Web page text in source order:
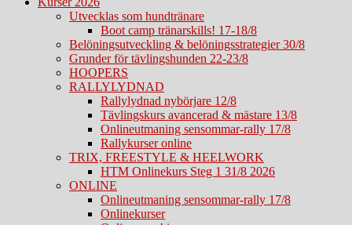
Utvecklas som hundtränare
Boot camp tränarskills! 17-18/8
Belöningsutveckling & belöningsstrategier 30/8
Grunder för tävlingshunden 22-23/8
HOOPERS
RALLYLYDNAD
Rallylydnad nybörjare 12/8
Tävlingskurs avancerad & mästare 13/8
Onlineutmaning sensommar-rally 17/8
Rallykurser online
TRIX, FREESTYLE & HEELWORK
HTM Onlinekurs Steg 1 31/8 2026
ONLINE
Onlineutmaning sensommar-rally 17/8
Onlinekurser